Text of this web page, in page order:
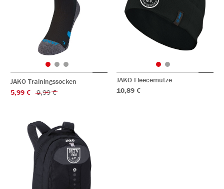
JAKO Trainingssocken
5,99 €
9,99 €
JAKO Fleecemütze
10,89 €